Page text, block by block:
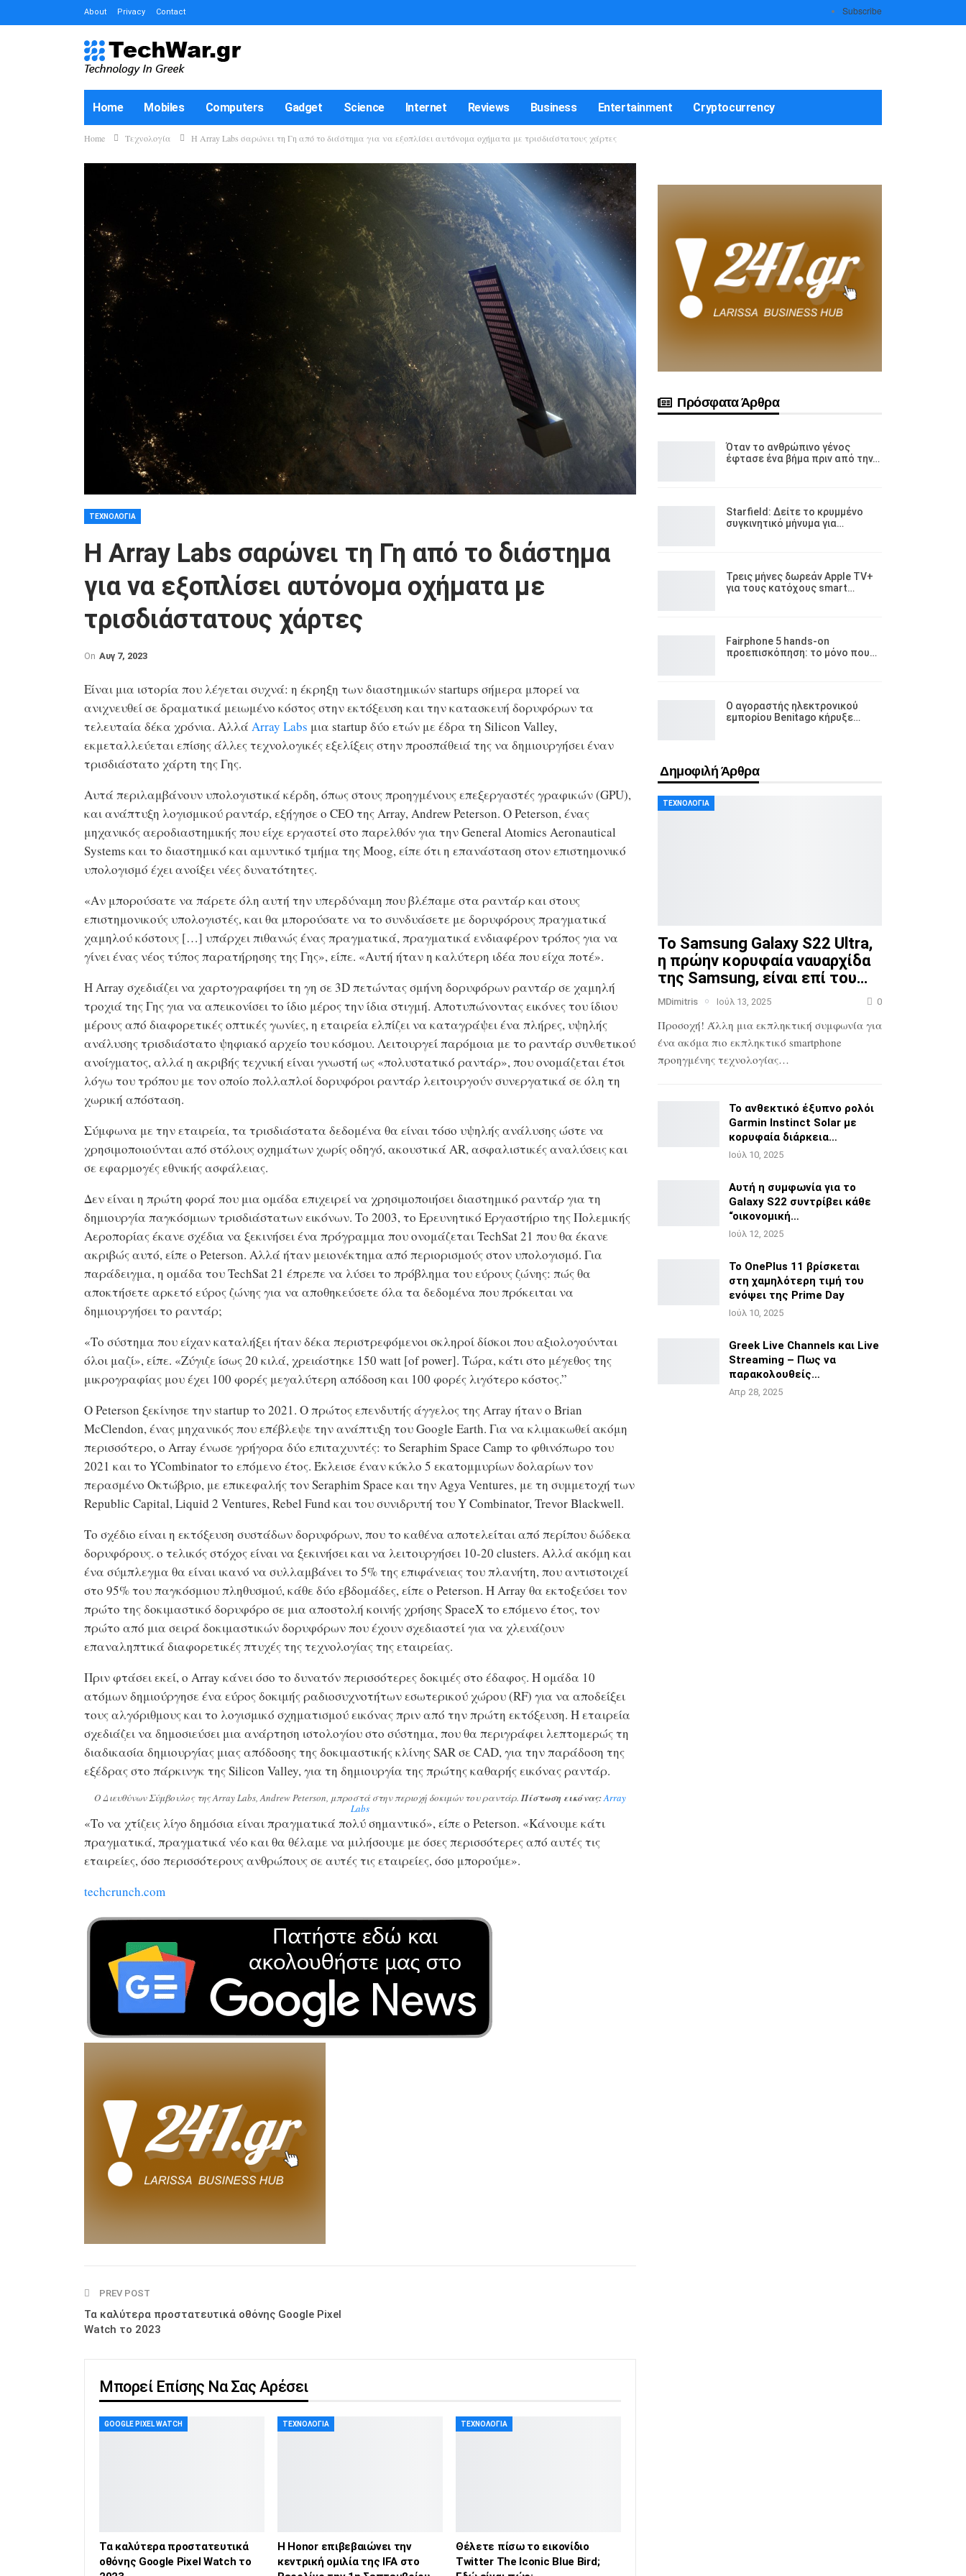
Subscribe
About Privacy Contact
Home Mobiles Computers Gadget Science Internet Reviews Business Entertainment Cryptocurrency
How-To
Home Τεχνολογία Η Array Labs σαρώνει τη Γη από το διάστημα για να εξοπλίσει αυτόνομα οχήματα με τρισδιάστατους χάρτες
ΤΕΧΝΟΛΟΓΊΑ
Η Array Labs σαρώνει τη Γη από το διάστημα
για να εξοπλίσει αυτόνομα οχήματα με
τρισδιάστατους χάρτες
On Αυγ 7, 2023
Είναι μια ιστορία που λέγεται συχνά: η έκρηξη των διαστημικών startups σήμερα μπορεί να
ανιχνευθεί σε δραματικά μειωμένο κόστος στην εκτόξευση και την κατασκευή δορυφόρων τα
τελευταία δέκα χρόνια. Αλλά Array Labs μια startup δύο ετών με έδρα τη Silicon Valley,
εκμεταλλεύεται επίσης άλλες τεχνολογικές εξελίξεις στην προσπάθειά της να δημιουργήσει έναν
τρισδιάστατο χάρτη της Γης.
Αυτά περιλαμβάνουν υπολογιστικά κέρδη, όπως στους προηγμένους επεξεργαστές γραφικών (GPU),
και ανάπτυξη λογισμικού ραντάρ, εξήγησε ο CEO της Array, Andrew Peterson. Ο Peterson, ένας
μηχανικός αεροδιαστημικής που είχε εργαστεί στο παρελθόν για την General Atomics Aeronautical
Systems και το διαστημικό και αμυντικό τμήμα της Moog, είπε ότι η επανάσταση στον επιστημονικό
υπολογισμό έχει ανοίξει νέες δυνατότητες.
«Αν μπορούσατε να πάρετε όλη αυτή την υπερδύναμη που βλέπαμε στα ραντάρ και στους
επιστημονικούς υπολογιστές, και θα μπορούσατε να το συνδυάσετε με δορυφόρους πραγματικά
χαμηλού κόστους […] υπάρχει πιθανώς ένας πραγματικά, πραγματικά ενδιαφέρον τρόπος για να
γίνει ένας νέος τύπος παρατήρησης της Γης», είπε. «Αυτή ήταν η καλύτερη ιδέα που είχα ποτέ».
Η Array σχεδιάζει να χαρτογραφήσει τη γη σε 3D πετώντας σμήνη δορυφόρων ραντάρ σε χαμηλή
τροχιά της Γης για να απεικονίσει το ίδιο μέρος την ίδια στιγμή. Αποτυπώνοντας εικόνες του ίδιου
μέρους από διαφορετικές οπτικές γωνίες, η εταιρεία ελπίζει να καταγράψει ένα πλήρες, υψηλής
ανάλυσης τρισδιάστατο ψηφιακό αρχείο του κόσμου. Λειτουργεί παρόμοια με το ραντάρ συνθετικού
ανοίγματος, αλλά η ακριβής τεχνική είναι γνωστή ως «πολυστατικό ραντάρ», που ονομάζεται έτσι
λόγω του τρόπου με τον οποίο πολλαπλοί δορυφόροι ραντάρ λειτουργούν συνεργατικά σε όλη τη
χωρική απόσταση.
Σύμφωνα με την εταιρεία, τα τρισδιάστατα δεδομένα θα είναι τόσο υψηλής ανάλυσης ώστε να
χρησιμοποιούνται από στόλους οχημάτων χωρίς οδηγό, ακουστικά AR, ασφαλιστικές αναλύσεις και
σε εφαρμογές εθνικής ασφάλειας.
Δεν είναι η πρώτη φορά που μια ομάδα επιχειρεί να χρησιμοποιήσει διαστημικό ραντάρ για τη
δημιουργία παγκόσμιων τρισδιάστατων εικόνων. Το 2003, το Ερευνητικό Εργαστήριο της Πολεμικής
Αεροπορίας έκανε σχέδια να ξεκινήσει ένα πρόγραμμα που ονομάζεται TechSat 21 που θα έκανε
ακριβώς αυτό, είπε ο Peterson. Αλλά ήταν μειονέκτημα από περιορισμούς στον υπολογισμό. Για
παράδειγμα, η ομάδα του TechSat 21 έπρεπε να λύσει το πρόβλημα του εύρους ζώνης: πώς θα
αποκτήσετε αρκετό εύρος ζώνης για να αποθηκεύσετε όλα τα δεδομένα που πρόκειται να
δημιουργήσει το ραντάρ;
«Το σύστημα που είχαν καταλήξει ήταν δέκα περιστρεφόμενοι σκληροί δίσκοι που αξιολογούνται
όλοι μαζί», είπε. «Ζύγιζε ίσως 20 κιλά, χρειάστηκε 150 watt [of power]. Τώρα, κάτι στο μέγεθος της
μικρογραφίας μου έχει 100 φορές μεγαλύτερη απόδοση και 100 φορές λιγότερο κόστος.”
Ο Peterson ξεκίνησε την startup το 2021. Ο πρώτος επενδυτής άγγελος της Array ήταν ο Brian
McClendon, ένας μηχανικός που επέβλεψε την ανάπτυξη του Google Earth. Για να κλιμακωθεί ακόμη
περισσότερο, ο Array ένωσε γρήγορα δύο επιταχυντές: το Seraphim Space Camp το φθινόπωρο του
2021 και το YCombinator το επόμενο έτος. Έκλεισε έναν κύκλο 5 εκατομμυρίων δολαρίων τον
περασμένο Οκτώβριο, με επικεφαλής τον Seraphim Space και την Agya Ventures, με τη συμμετοχή των
Republic Capital, Liquid 2 Ventures, Rebel Fund και του συνιδρυτή του Y Combinator, Trevor Blackwell.
Το σχέδιο είναι η εκτόξευση συστάδων δορυφόρων, που το καθένα αποτελείται από περίπου δώδεκα
δορυφόρους. ο τελικός στόχος είναι να ξεκινήσει και να λειτουργήσει 10-20 clusters. Αλλά ακόμη και
ένα σύμπλεγμα θα είναι ικανό να συλλαμβάνει το 5% της επιφάνειας του πλανήτη, που αντιστοιχεί
στο 95% του παγκόσμιου πληθυσμού, κάθε δύο εβδομάδες, είπε ο Peterson. Η Array θα εκτοξεύσει τον
πρώτο της δοκιμαστικό δορυφόρο σε μια αποστολή κοινής χρήσης SpaceX το επόμενο έτος, τον
πρώτο από μια σειρά δοκιμαστικών δορυφόρων που έχουν σχεδιαστεί για να χλευάζουν
επαναληπτικά διαφορετικές πτυχές της τεχνολογίας της εταιρείας.
Πριν φτάσει εκεί, ο Array κάνει όσο το δυνατόν περισσότερες δοκιμές στο έδαφος. Η ομάδα 10
ατόμων δημιούργησε ένα εύρος δοκιμής ραδιοσυχνοτήτων εσωτερικού χώρου (RF) για να αποδείξει
τους αλγόριθμους και το λογισμικό σχηματισμού εικόνας πριν από την πρώτη εκτόξευση. Η εταιρεία
σχεδιάζει να δημοσιεύσει μια ανάρτηση ιστολογίου στο σύστημα, που θα περιγράφει λεπτομερώς τη
διαδικασία δημιουργίας μιας απόδοσης της δοκιμαστικής κλίνης SAR σε CAD, για την παράδοση της
εξέδρας στο πάρκινγκ της Silicon Valley, για τη δημιουργία της πρώτης καθαρής εικόνας ραντάρ.
Ο Διευθύνων Σύμβουλος της Array Labs, Andrew Peterson, μπροστά στην περιοχή δοκιμών του ραντάρ. Πίστωση εικόνας:Array
Labs
«Το να χτίζεις λίγο δημόσια είναι πραγματικά πολύ σημαντικό», είπε ο Peterson. «Κάνουμε κάτι
πραγματικά, πραγματικά νέο και θα θέλαμε να μιλήσουμε με όσες περισσότερες από αυτές τις
εταιρείες, όσο περισσότερους ανθρώπους σε αυτές τις εταιρείες, όσο μπορούμε».
techcrunch.com
PREV POST
Τα καλύτερα προστατευτικά οθόνης Google Pixel
Watch το 2023
Μπορεί Επίσης Να Σας Αρέσει
GOOGLE PIXEL WATCH
Τα καλύτερα προστατευτικά
οθόνης Google Pixel Watch το
ΤΕΧΝΟΛΟΓΊΑ
Η Honor επιβεβαιώνει την
κεντρική ομιλία της IFA στο
ΤΕΧΝΟΛΟΓΊΑ
Θέλετε πίσω το εικονίδιο
Twitter The Iconic Blue Bird;
Πρόσφατα Άρθρα
Όταν το ανθρώπινο γένος
έφτασε ένα βήμα πριν από την…
Starfield: Δείτε το κρυμμένο
συγκινητικό μήνυμα για…
Τρεις μήνες δωρεάν Apple TV+
για τους κατόχους smart…
Fairphone 5 hands-on
προεπισκόπηση: το μόνο που…
Ο αγοραστής ηλεκτρονικού
εμπορίου Benitago κήρυξε…
Δημοφιλή Άρθρα
ΤΕΧΝΟΛΟΓΊΑ
Το Samsung Galaxy S22 Ultra,
η πρώην κορυφαία ναυαρχίδα
της Samsung, είναι επί του…
MDimitris Ιούλ 13, 2025 0
Προσοχή! Άλλη μια εκπληκτική συμφωνία για
ένα ακόμα πιο εκπληκτικό smartphone
προηγμένης τεχνολογίας…
Το ανθεκτικό έξυπνο ρολόι
Garmin Instinct Solar με
κορυφαία διάρκεια…
Ιούλ 10, 2025
Αυτή η συμφωνία για το
Galaxy S22 συντρίβει κάθε
“οικονομική…
Ιούλ 12, 2025
Το OnePlus 11 βρίσκεται
στη χαμηλότερη τιμή του
ενόψει της Prime Day
Ιούλ 10, 2025
Greek Live Channels και Live
Streaming – Πως να
παρακολουθείς…
Απρ 28, 2025